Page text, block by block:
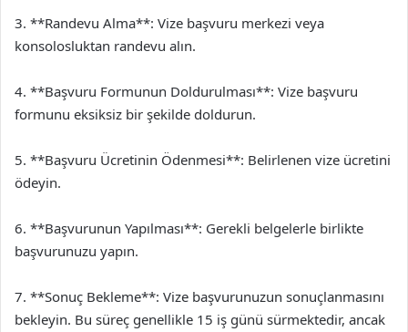
3. **Randevu Alma**: Vize başvuru merkezi veya
konsolosluktan randevu alın.
4. **Başvuru Formunun Doldurulması**: Vize başvuru
formunu eksiksiz bir şekilde doldurun.
5. **Başvuru Ücretinin Ödenmesi**: Belirlenen vize ücretini
ödeyin.
6. **Başvurunun Yapılması**: Gerekli belgelerle birlikte
başvurunuzu yapın.
7. **Sonuç Bekleme**: Vize başvurunuzun sonuçlanmasını
bekleyin. Bu süreç genellikle 15 iş günü sürmektedir, ancak